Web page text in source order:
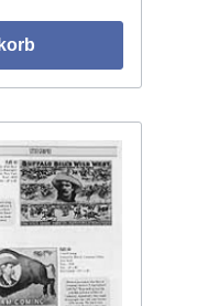
von
und Stein,
Objekte aus
südlichen
Eskimo sehr
Buches befaßt
und -
mit
genau
21 x 30,